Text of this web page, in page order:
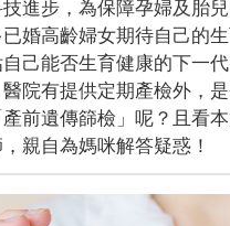
進步，為保障孕婦及胎
婚高齡婦女期待自己的生
己能否生育健康的下一代
院有提供定期產檢外，
前遺傳篩檢」呢？且看
親自為媽咪解答疑惑！